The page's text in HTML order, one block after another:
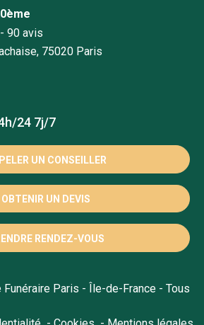
90 avis
75020 Paris
24 7j/7
UN CONSEILLER
OBTENIR UN DEVIS
RENDEZ-VOUS
Paris - Île-de-France - Tous